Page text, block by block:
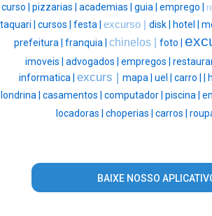
curso | pizzarias | academias | guia | emprego |
taquari | cursos | festa | excurso | disk | hotel |
prefeitura | franquia | chinelos | foto |
imoveis | advogados | empregos |
informatica | excurs | mapa | uel | carro | |
londrina | casamentos | computador | piscina |
locadoras | choperias | carros |
BAIXE NOSSO